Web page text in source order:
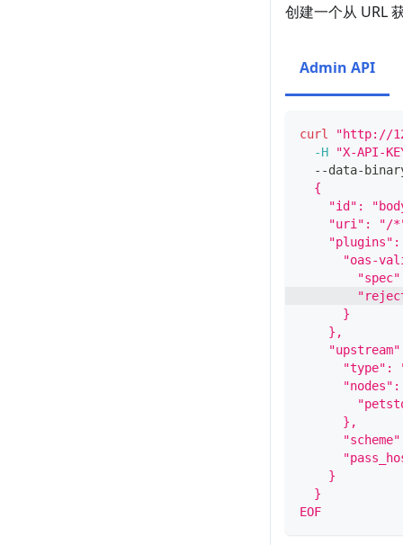
创建一个从 URL
Admin API
curl
"http://
-H
"X-API-
--data-
  {
"id":
"uri": "/
"plugins":
"oas-
      }
    },
"type":
"nodes":
      },
    }
  }
EOF